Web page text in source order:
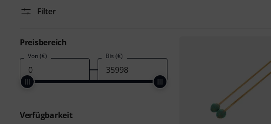
Filter
Preisbereich
Von (€) Bis (€)
Verfügbarkeit